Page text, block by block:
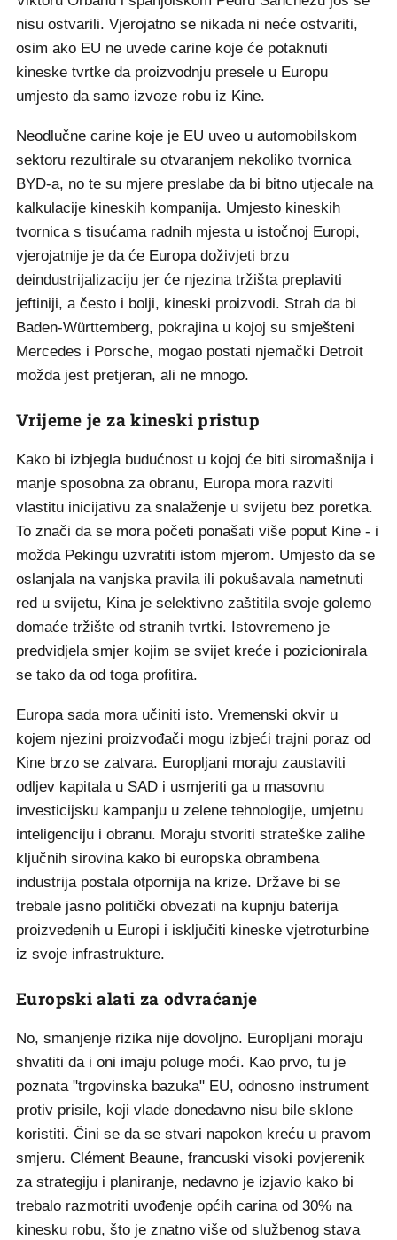
nisu ostvarili. Vjerojatno se nikada ni neće ostvariti,
osim ako EU ne uvede carine koje će potaknuti
kineske tvrtke da proizvodnju presele u Europu
umjesto da samo izvoze robu iz Kine.
Neodlučne carine koje je EU uveo u automobilskom
sektoru rezultirale su otvaranjem nekoliko tvornica
BYD-a, no te su mjere preslabe da bi bitno utjecale na
kalkulacije kineskih kompanija. Umjesto kineskih
tvornica s tisućama radnih mjesta u istočnoj Europi,
vjerojatnije je da će Europa doživjeti brzu
deindustrijalizaciju jer će njezina tržišta preplaviti
jeftiniji, a često i bolji, kineski proizvodi. Strah da bi
Baden-Württemberg, pokrajina u kojoj su smješteni
Mercedes i Porsche, mogao postati njemački Detroit
možda jest pretjeran, ali ne mnogo.
Vrijeme je za kineski pristup
Kako bi izbjegla budućnost u kojoj će biti siromašnija i
manje sposobna za obranu, Europa mora razviti
vlastitu inicijativu za snalaženje u svijetu bez poretka.
To znači da se mora početi ponašati više poput Kine - i
možda Pekingu uzvratiti istom mjerom. Umjesto da se
oslanjala na vanjska pravila ili pokušavala nametnuti
red u svijetu, Kina je selektivno zaštitila svoje golemo
domaće tržište od stranih tvrtki. Istovremeno je
predvidjela smjer kojim se svijet kreće i pozicionirala
se tako da od toga profitira.
Europa sada mora učiniti isto. Vremenski okvir u
kojem njezini proizvođači mogu izbjeći trajni poraz od
Kine brzo se zatvara. Europljani moraju zaustaviti
odljev kapitala u SAD i usmjeriti ga u masovnu
investicijsku kampanju u zelene tehnologije, umjetnu
inteligenciju i obranu. Moraju stvoriti strateške zalihe
ključnih sirovina kako bi europska obrambena
industrija postala otpornija na krize. Države bi se
trebale jasno politički obvezati na kupnju baterija
proizvedenih u Europi i isključiti kineske vjetroturbine
iz svoje infrastrukture.
Europski alati za odvraćanje
No, smanjenje rizika nije dovoljno. Europljani moraju
shvatiti da i oni imaju poluge moći. Kao prvo, tu je
poznata "trgovinska bazuka" EU, odnosno instrument
protiv prisile, koji vlade donedavno nisu bile sklone
koristiti. Čini se da se stvari napokon kreću u pravom
smjeru. Clément Beaune, francuski visoki povjerenik
za strategiju i planiranje, nedavno je izjavio kako bi
trebalo razmotriti uvođenje općih carina od 30% na
kinesku robu, što je znatno više od službenog stava